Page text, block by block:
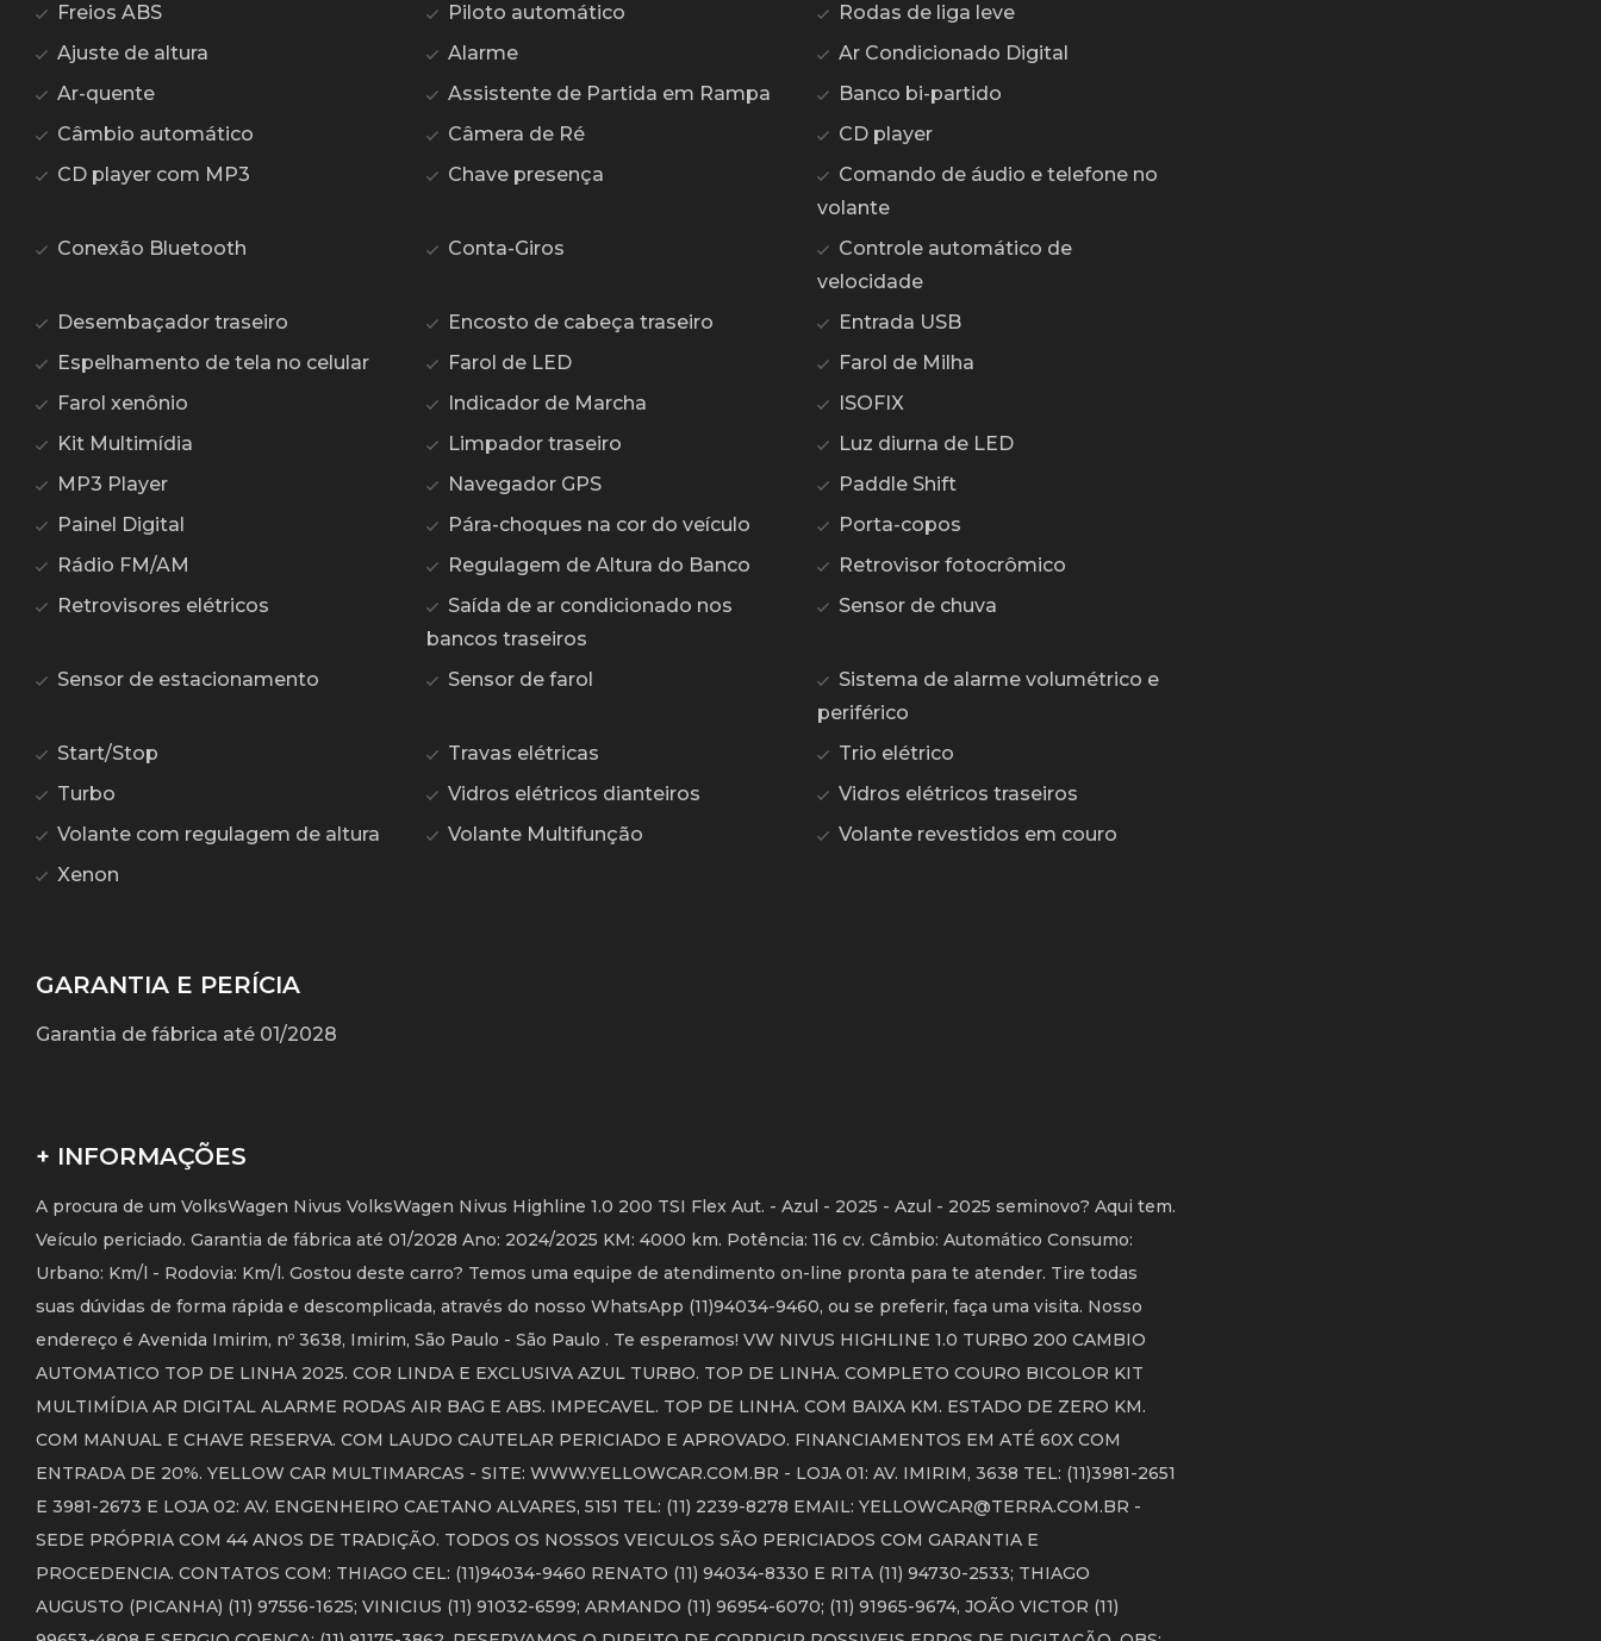
Freios ABS Piloto automático
Rodas de liga leve
Ajuste de altura
Alarme
Ar Condicionado Digital
Ar-quente
Assistente de Partida em Rampa
Banco bi-partido
Câmbio automático
Câmera de Ré
CD player
CD player com MP3
Chave presença
Comando de áudio e telefone no
volante
Conexão Bluetooth
Conta-Giros
Controle automático de
velocidade
Desembaçador traseiro
Encosto de cabeça traseiro
Entrada USB
Espelhamento de tela no celular
Farol de LED
Farol de Milha
Farol xenônio
Indicador de Marcha
ISOFIX
Kit Multimídia
Limpador traseiro
Luz diurna de LED
MP3 Player
Navegador GPS
Paddle Shift
Painel Digital
Pára-choques na cor do veículo
Porta-copos
Rádio FM/AM
Regulagem de Altura do Banco
Retrovisor fotocrômico
Retrovisores elétricos
Saída de ar condicionado nos
bancos traseiros
Sensor de chuva
Sensor de estacionamento Sensor de farol
Sistema de alarme volumétrico e
periférico
Start/Stop
Travas elétricas
Trio elétrico
Turbo
Vidros elétricos dianteiros
Vidros elétricos traseiros
Volante com regulagem de altura
Volante Multifunção
Volante revestidos em couro
Xenon
GARANTIA E PERÍCIA
Garantia de fábrica até 01/2028
+ INFORMAÇÕES
A procura de um VolksWagen Nivus VolksWagen Nivus Highline 1.0 200 TSI Flex Aut. - Azul - 2025 - Azul - 2025 seminovo? Aqui tem.
Veículo periciado. Garantia de fábrica até 01/2028 Ano: 2024/2025 KM: 4000 km. Potência: 116 cv. Câmbio: Automático Consumo:
Urbano: Km/l - Rodovia: Km/l. Gostou deste carro? Temos uma equipe de atendimento on-line pronta para te atender. Tire todas
suas dúvidas de forma rápida e descomplicada, através do nosso WhatsApp (11)94034-9460, ou se preferir, faça uma visita. Nosso
endereço é Avenida Imirim, nº 3638, Imirim, São Paulo - São Paulo . Te esperamos! VW NIVUS HIGHLINE 1.0 TURBO 200 CAMBIO
AUTOMATICO TOP DE LINHA 2025. COR LINDA E EXCLUSIVA AZUL TURBO. TOP DE LINHA. COMPLETO COURO BICOLOR KIT
MULTIMÍDIA AR DIGITAL ALARME RODAS AIR BAG E ABS. IMPECAVEL. TOP DE LINHA. COM BAIXA KM. ESTADO DE ZERO KM.
COM MANUAL E CHAVE RESERVA. COM LAUDO CAUTELAR PERICIADO E APROVADO. FINANCIAMENTOS EM ATÉ 60X COM
ENTRADA DE 20%. YELLOW CAR MULTIMARCAS - SITE: WWW.YELLOWCAR.COM.BR - LOJA 01: AV. IMIRIM, 3638 TEL: (11)3981-2651
E 3981-2673 E LOJA 02: AV. ENGENHEIRO CAETANO ALVARES, 5151 TEL: (11) 2239-8278 EMAIL: YELLOWCAR@TERRA.COM.BR -
SEDE PRÓPRIA COM 44 ANOS DE TRADIÇÃO. TODOS OS NOSSOS VEICULOS SÃO PERICIADOS COM GARANTIA E
PROCEDENCIA. CONTATOS COM: THIAGO CEL: (11)94034-9460 RENATO (11) 94034-8330 E RITA (11) 94730-2533; THIAGO
AUGUSTO (PICANHA) (11) 97556-1625; VINICIUS (11) 91032-6599; ARMANDO (11) 96954-6070; (11) 91965-9674, JOÃO VICTOR (11)